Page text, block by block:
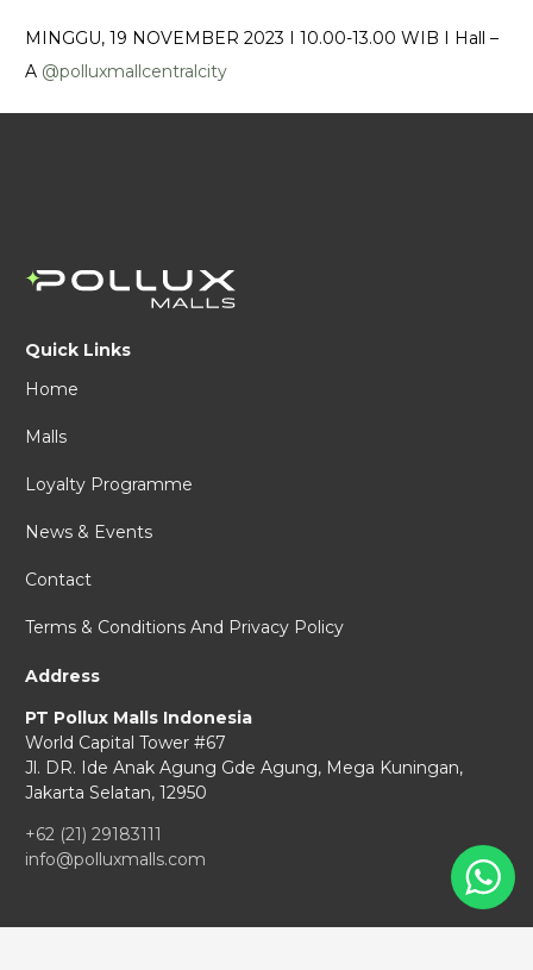
MINGGU, 19 NOVEMBER 2023 I 10.00-13.00 WIB I Hall –
A @polluxmallcentralcity
Quick Links
Home
Malls
Loyalty Programme
News & Events
Contact
Terms & Conditions And Privacy Policy
Address
PT Pollux Malls Indonesia
World Capital Tower #67
Jl. DR. Ide Anak Agung Gde Agung, Mega Kuningan,
Jakarta Selatan, 12950
+62 (21) 29183111
info@polluxmalls.com